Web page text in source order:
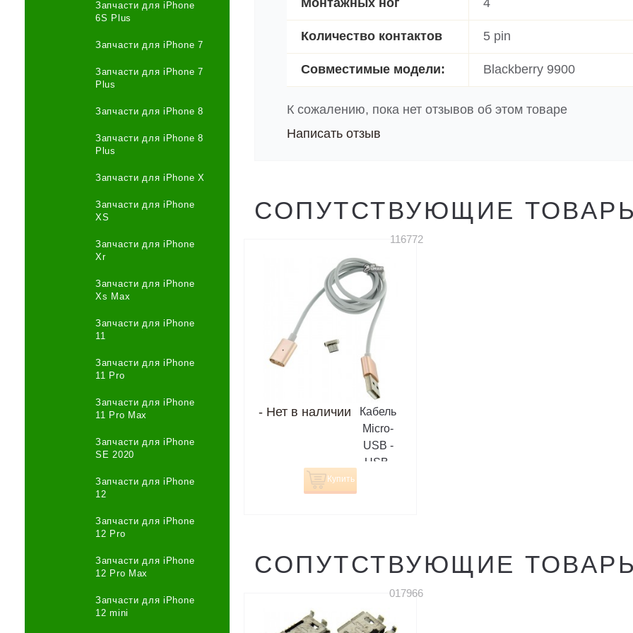
Запчасти для iPhone
6S Plus
Запчасти для iPhone 7
Запчасти для iPhone 7
Plus
Запчасти для iPhone 8
Запчасти для iPhone 8
Plus
Запчасти для iPhone X
Запчасти для iPhone
XS
Запчасти для iPhone
Xr
Запчасти для iPhone
Xs Max
Запчасти для iPhone
11
Запчасти для iPhone
11 Pro
Запчасти для iPhone
11 Pro Max
Запчасти для iPhone
SE 2020
Запчасти для iPhone
12
Запчасти для iPhone
12 Pro
Запчасти для iPhone
12 Pro Max
Запчасти для iPhone
12 mini
Количество контактов 5 pin
Совместимые модели: Blackberry 9900
К сожалению, пока нет отзывов об этом товаре
Написать отзыв
СОПУТСТВУЮЩИЕ
116772
- Нет в наличии
Кабель
Micro-
USB -
USB,
Magnetic,
Купить
СОПУТСТВУЮЩИЕ
017966